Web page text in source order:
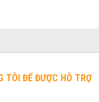
TÔI ĐỂ ĐƯỢC HỖ TRỢ